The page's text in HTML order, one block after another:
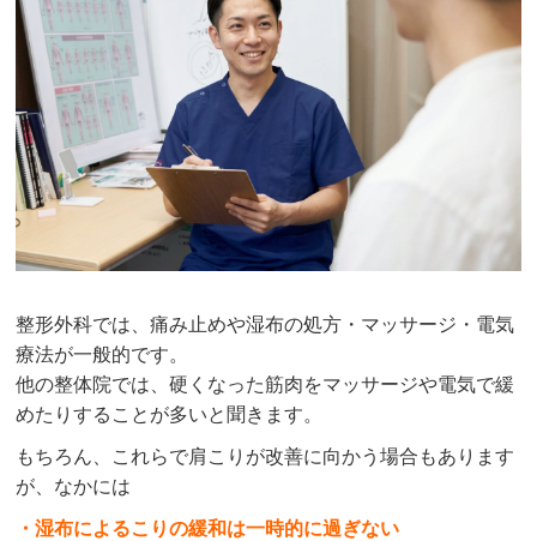
整形外科では、痛み止めや湿布の処方・マッサージ・電気
療法が一般的です。
他の整体院では、硬くなった筋肉をマッサージや電気で緩
めたりすることが多いと聞きます。
もちろん、これらで肩こりが改善に向かう場合もあります
が、なかには
・湿布によるこりの緩和は一時的に過ぎない